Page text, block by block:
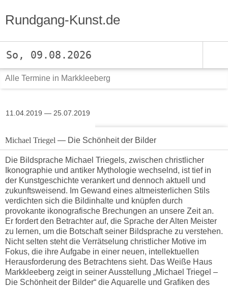
Rundgang-Kunst.de
So, 09.08.2026
Alle Termine in Markkleeberg
11.04.2019 — 25.07.2019
Michael Triegel — Die Schönheit der Bilder
Die Bildsprache Michael Triegels, zwischen christlicher
Ikonographie und antiker Mythologie wechselnd, ist tief in
der Kunstgeschichte verankert und dennoch aktuell und
zukunftsweisend. Im Gewand eines altmeisterlichen Stils
verdichten sich die Bildinhalte und knüpfen durch
provokante ikonografische Brechungen an unsere Zeit an.
Er fordert den Betrachter auf, die Sprache der Alten Meister
zu lernen, um die Botschaft seiner Bildsprache zu verstehen.
Nicht selten steht die Verrätselung christlicher Motive im
Fokus, die ihre Aufgabe in einer neuen, intellektuellen
Herausforderung des Betrachtens sieht. Das Weiße Haus
Markkleeberg zeigt in seiner Ausstellung „Michael Triegel –
Die Schönheit der Bilder“ die Aquarelle und Grafiken des